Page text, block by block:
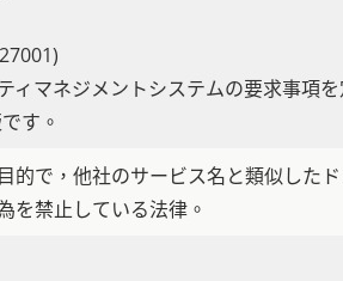
ィマネジメントシステムの要求事項
す。
的で，他社のサービス名と類似した
を禁止している法律。